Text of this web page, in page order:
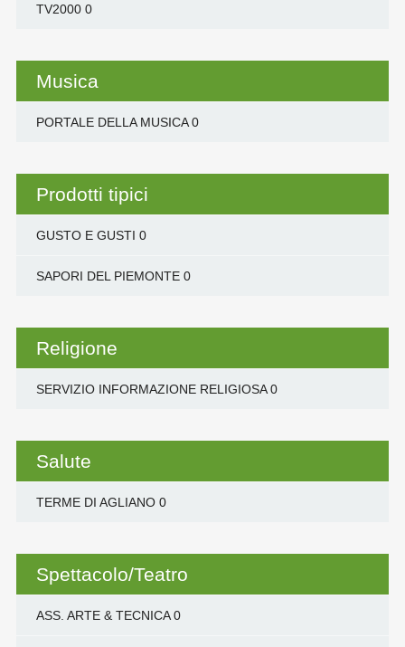
TV20000
Musica
PORTALE DELLA MUSICA0
Prodotti tipici
GUSTO E GUSTI 0
SAPORI DEL PIEMONTE0
Religione
SERVIZIO INFORMAZIONE RELIGIOSA0
Salute
TERME DI AGLIANO0
Spettacolo/Teatro
ASS. ARTE & TECNICA0